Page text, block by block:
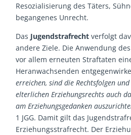
Resozialisierung des Täters,
begangenes Unrecht.
Das Jugendstrafrecht verfolgt
andere Ziele. Die Anwendung
vor allem erneuten Straftaten
Heranwachsenden
erreichen, sind die Rechtsfolgen
elterlichen Erziehungsrechts auch
am Erziehungsgedanken
1 JGG. Damit gilt das
Erziehungsstrafrecht. Der